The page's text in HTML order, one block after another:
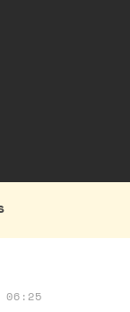
06:25